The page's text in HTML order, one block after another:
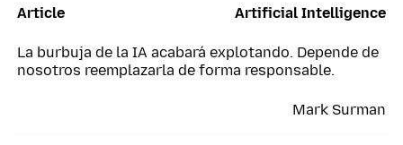
Article
Mark Surman
Artificial Intelligence
La burbuja de la IA acabará explotando. Depende de
nosotros reemplazarla de forma responsable.